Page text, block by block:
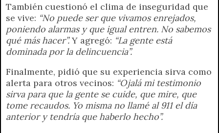
También cuestionó el clima de inseguridad que
se vive: “No puede ser que vivamos enrejados,
poniendo alarmas y que igual entren. No sabemos
qué más hacer”.Y agregó: “La gente está
dominada por la delincuencia”.
Finalmente, pidió que su experiencia sirva como
alerta para otros vecinos: “Ojalá mi testimonio
sirva para que la gente se cuide, que mire, que
tome recaudos. Yo misma no llamé al 911 el día
anterior y tendría que haberlo hecho”.